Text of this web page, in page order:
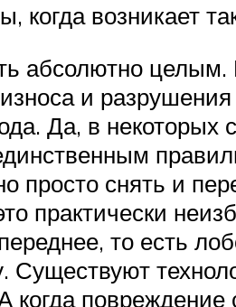
возникает
абсолютно целым.
и
Да, в
снять и
практически
то есть
Существуют